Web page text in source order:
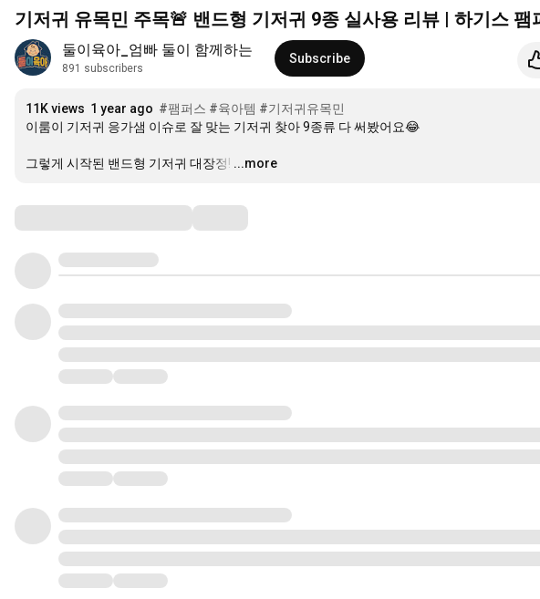
기저귀 유목민 주목🚨 밴드형 기저귀 9종 실사용 리뷰 | 하기스
둘이육아_엄빠 둘이 함께하는
891 subscribers
Subscribe
11K views 1 year ago #팸퍼스 #육아템 #기저귀유목민
이룸이 기저귀 응가샘 이슈로 잘 맞는 기저귀 찾아 9종류 다 써봤어요😂
그렇게 시작된 밴드형 기저귀 대장정! …
...more